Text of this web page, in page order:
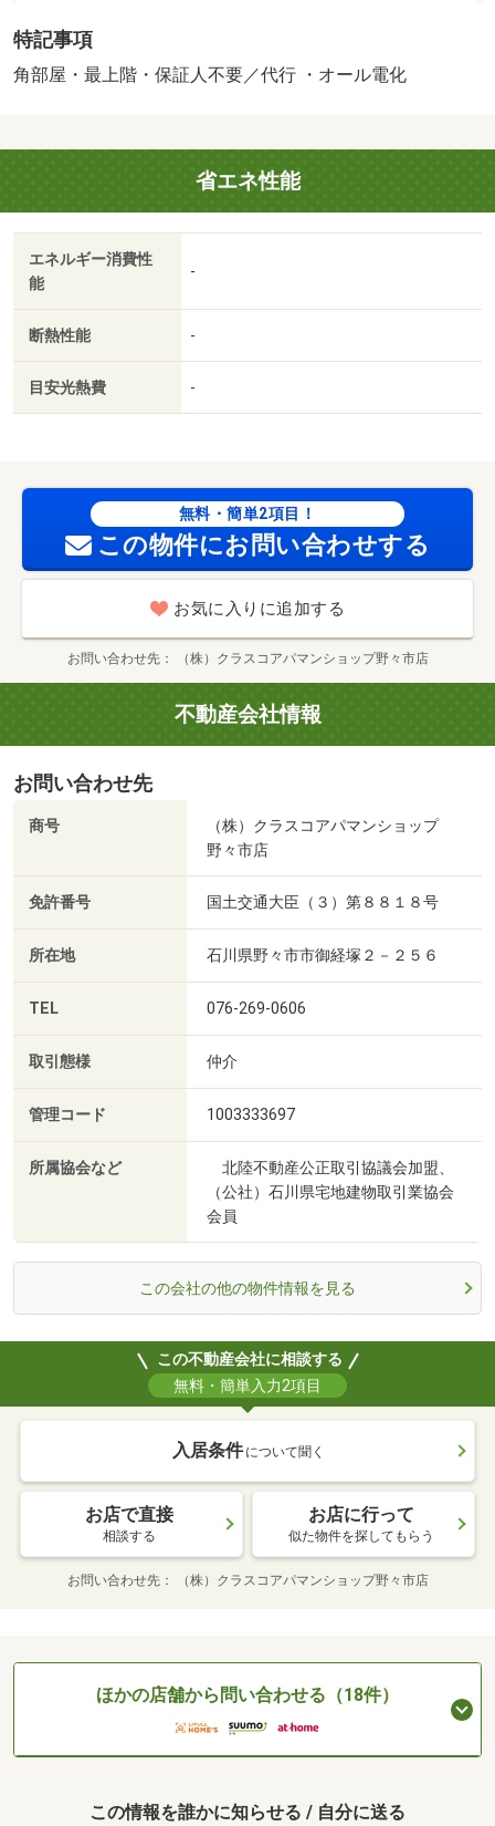
ング費用を含みます。」ルームクリーニング料金は入居時
にお預りさせて頂きます。 保証会社：株式会社イントラ
ューズボックス／システムキッチン／追焚機能浴室／角住
戸／温水洗浄便座／駐輪場／即入居可／最上階／敷金不要
／ＩＨクッキングヒーター／照明付／保証人不要／オール
電化／２沿線利用可／ネット使用料不要／２駅利用可／Ｂ
Ｓ／礼金１ヶ月／保証会社利用可／コープいしかわコープ
おおぬか（スーパー）まで２６０ｍ／バロー金沢高尾店
店（スーパー）まで１５４７ｍ／野々市市役所（その他）
まで１５３１ｍ／（株）大阪屋ショップ／野々市三納店
（スーパー）まで１６８８ｍ／イオンタウン野々市店（ス
特記事項
角部屋・最上階・保証人不要／代行 ・オール電化
省エネ性能
エネルギー消費性
能
-
断熱性能 -
目安光熱費 -
無料・簡単2項目！
この物件にお問い合わせする
お気に入りに追加する
お問い合わせ先 （株）クラスコアパマンショップ野々市店
不動産会社情報
お問い合わせ先
商号
（株）クラスコアパマンショップ
野々市店
免許番号 国土交通大臣（３）第８８１８号
所在地 石川県野々市市御経塚２－２５６
TEL 076-269-0606
取引態様 仲介
管理コード 1003333697
所属協会など
北陸不動産公正取引協議会加盟、
（公社）石川県宅地建物取引業協会
会員
この会社の他の物件情報を見る
この不動産会社に相談する
無料・簡単入力2項目
入居条件 について聞く
お店で直接
相談する
お店に行って
似た物件を探してもらう
お問い合わせ先 （株）クラスコアパマンショップ野々市店
ほかの店舗から問い合わせる（18件）
この情報を誰かに知らせる / 自分に送る